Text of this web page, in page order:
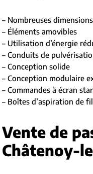
– Nombreuses
– Éléments amovibles
– Utilisation d’énergie
– Conduits de
– Conception solide
– Conception modulaire
– Commandes à écran
– Boîtes d’aspiration de
Vente de
Châtenoy-